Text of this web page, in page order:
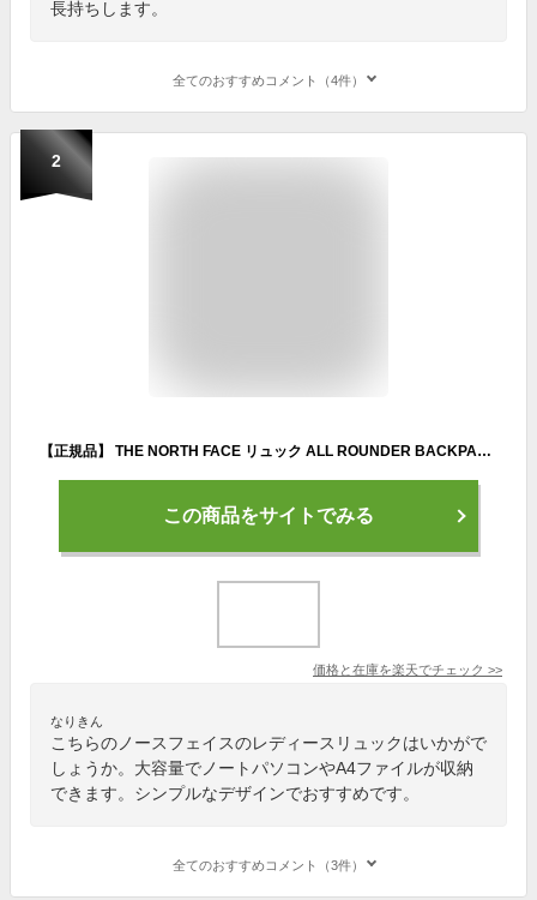
長持ちします。
全てのおすすめコメント（4件）
2
【正規品】 THE NORTH FACE リュック ALL ROUNDER BACKPACK NM2DQ05 ☆ バックパック レディース メンズ ユニセックス 大容量 アクティビティ 学校行事 通学 通勤 韓国ファッション ノースフェイス【関税込/送料無料】
この商品をサイトでみる
価格と在庫を楽天でチェック >>
なりきん
こちらのノースフェイスのレディースリュックはいかがで
しょうか。大容量でノートパソコンやA4ファイルが収納
できます。シンプルなデザインでおすすめです。
全てのおすすめコメント（3件）